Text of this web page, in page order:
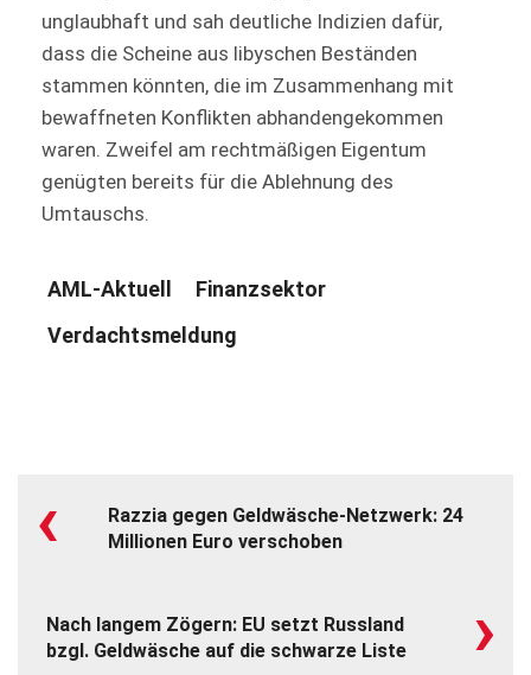
unglaubhaft und sah deutliche Indizien dafür,
dass die Scheine aus libyschen Beständen
stammen könnten, die im Zusammenhang mit
bewaffneten Konflikten abhandengekommen
waren. Zweifel am rechtmäßigen Eigentum
genügten bereits für die Ablehnung des
Umtauschs.
AML-Aktuell
Finanzsektor
Verdachtsmeldung
‹
Razzia gegen Geldwäsche-Netzwerk: 24
Millionen Euro verschoben
Nach langem Zögern: EU setzt Russland
bzgl. Geldwäsche auf die schwarze Liste
›